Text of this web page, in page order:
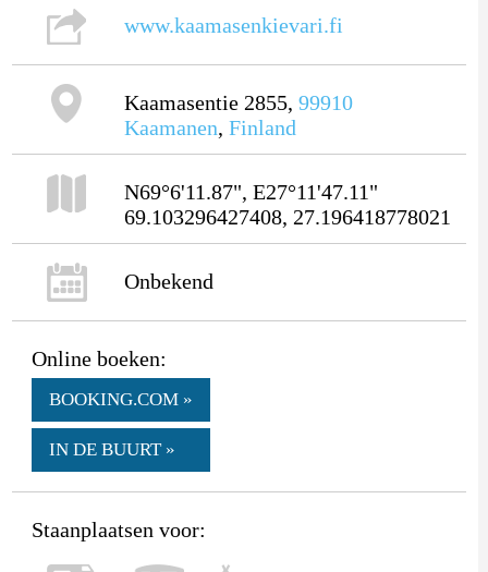
www.kaamasenkievari.fi
Kaamasentie 2855, 99910
Kaamanen, Finland
N69°6'11.87", E27°11'47.11"
69.103296427408, 27.196418778021
Onbekend
Online boeken:
BOOKING.COM »
IN DE BUURT »
Staanplaatsen voor: